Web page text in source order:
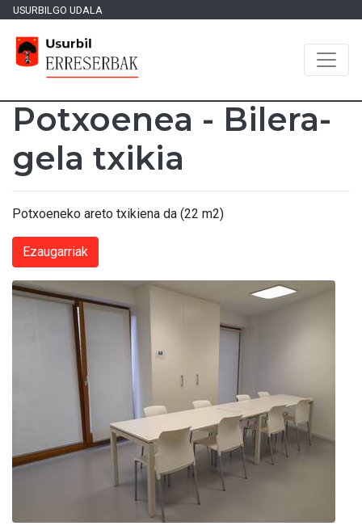
USURBILGO UDALA
Potxoenea - Bilera-
gela txikia
Potxoeneko areto txikiena da (22 m2)
Ezaugarriak